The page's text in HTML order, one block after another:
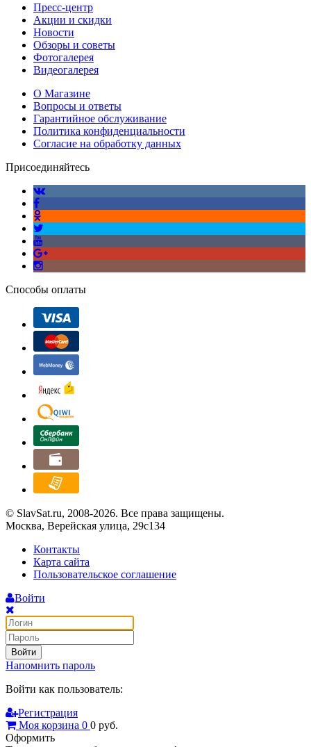
Пресс-центр
Акции и скидки
Новости
Обзоры и советы
Фотогалерея
Видеогалерея
О Магазине
Вопросы и ответы
Гарантийное обслуживание
Политика конфиденциальности
Согласие на обработку данных
Присоединяйтесь
Способы оплаты
© SlavSat.ru, 2008-2026. Все права защищены.
Москва, Верейская улица, 29с134
Контакты
Карта сайта
Пользовательское соглашение
Войти
Войти
Напомнить пароль
Войти как пользователь:
Регистрация
Моя корзина 0 0 руб.
Оформить